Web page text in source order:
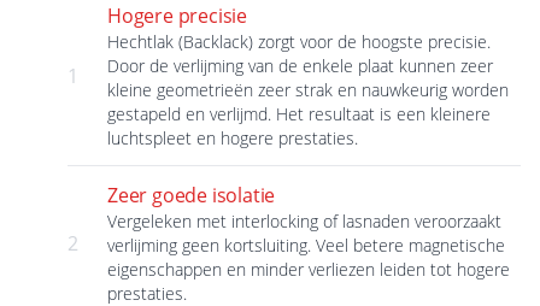
1
Hogere precisie
Hechtlak (Backlack) zorgt voor de hoogste precisie.
Door de verlijming van de enkele plaat kunnen zeer
kleine geometrieën zeer strak en nauwkeurig worden
gestapeld en verlijmd. Het resultaat is een kleinere
luchtspleet en hogere prestaties.
2
Zeer goede isolatie
Vergeleken met interlocking of lasnaden veroorzaakt
verlijming geen kortsluiting. Veel betere magnetische
eigenschappen en minder verliezen leiden tot hogere
prestaties.